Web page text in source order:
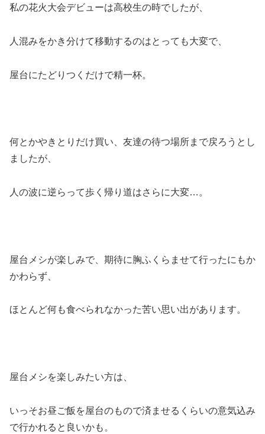
私の花火大会デビューは高校生の時でしたが、
人混みをかき分けて移動するのはとっても大変で、
屋台にたどりつくだけで精一杯。
何とかやきとりだけ買い、友達の待つ場所まで戻ろうとし
ましたが、
人の波に逆らって歩く帰り道はさらに大変…。
屋台メシが楽しみで、期待に胸ふくらませて行ったにもか
かわらず、
ほとんど何も食べられなかった苦い思い出があります。
屋台メシを楽しみたい方は、
いっそお昼ご飯を屋台のもので済ませるくらいの意気込み
で行かれると良いかも。